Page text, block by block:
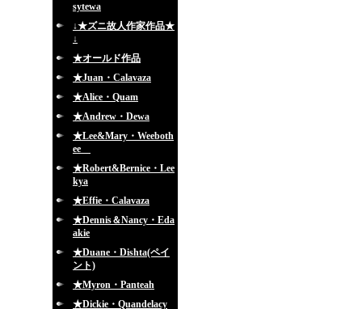
sytewa
↓★ズニ故人作家作品★
↓
★オールド作品
★Juan・Calavaza
★Alice・Quam
★Andrew・Dewa
★Lee&Mary・Weeboth
ee
★Robert&Bernice・Lee
kya
★Effie・Calavaza
★Dennis＆Nancy・Eda
akie
★Duane・Dishta(ペイ
ント)
★Myron・Panteah
★Dickie・Quandelacy